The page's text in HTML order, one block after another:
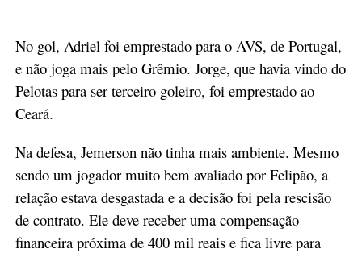
No gol, Adriel foi emprestado para o AVS, de Portugal,
e não joga mais pelo Grêmio. Jorge, que havia vindo do
Pelotas para ser terceiro goleiro, foi emprestado ao
Ceará.
Na defesa, Jemerson não tinha mais ambiente. Mesmo
sendo um jogador muito bem avaliado por Felipão, a
relação estava desgastada e a decisão foi pela rescisão
de contrato. Ele deve receber uma compensação
financeira próxima de 400 mil reais e fica livre para